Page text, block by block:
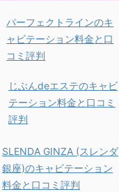
パーフェクトラインのキ
ャビテーション料金と口
コミ評判
じぶんdeエステのキャビ
テーション料金と口コミ
評判
SLENDA GINZA (スレンダ
銀座)のキャビテーション
料金と口コミ評判